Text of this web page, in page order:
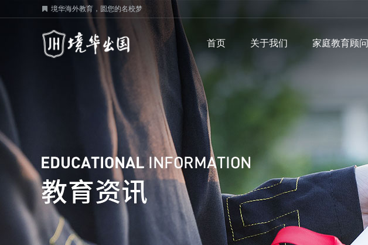
境华海外教育，圆您的名校梦
首页 关于我们 家庭教育顾问